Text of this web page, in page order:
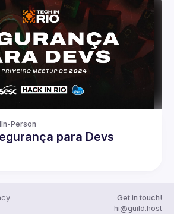
In-Person
para Devs
Get in touch!
hi@guild.host